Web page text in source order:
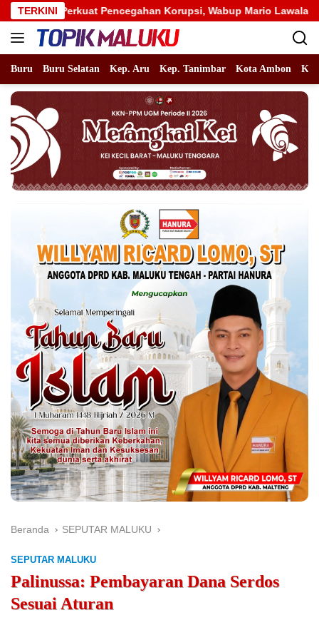
Langsung
ke
konten
TERKINI
Pencegahan Korupsi, Wabup Mario Lawalata Tekankan Tata
Buru Buru Selatan Kep. Aru Kep. Tanimbar Kota Ambon
Beranda SEPUTAR MALUKU
SEPUTAR MALUKU
Palinussa: Pembayaran Dana Serdos
Sesuai Aturan